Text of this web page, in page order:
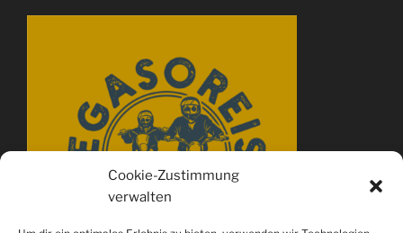
Cookie-Zustimmung
verwalten